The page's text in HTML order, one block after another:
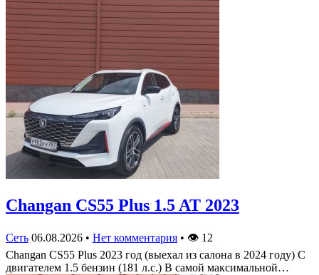
Changan CS55 Plus 1.5 AT 2023
Сеть 06.08.2026 • Нет комментария • 👁 12
Changan CS55 Plus 2023 год (выехал из салона в 2024 году) С
двигателем 1.5 бензин (181 л.с.) В самой максимальной…